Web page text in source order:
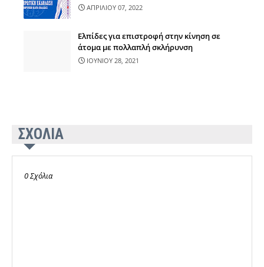
ΑΠΡΙΛΙΟΥ 07, 2022
Ελπίδες για επιστροφή στην κίνηση σε
άτομα με πολλαπλή σκλήρυνση
ΙΟΥΝΙΟΥ 28, 2021
ΣΧΟΛΙΑ
0 Σχόλια